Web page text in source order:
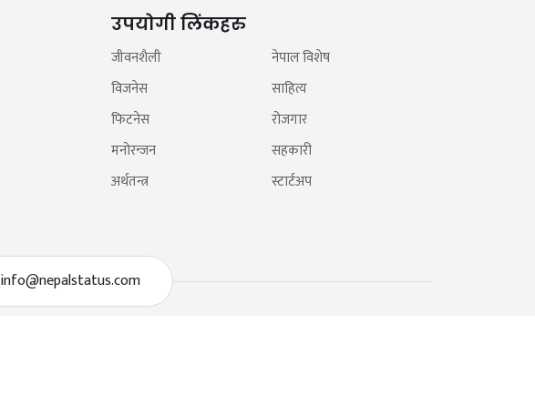
उपयोगी लिंकहरु
जीवनशैली
नेपाल विशेष
विजनेस
साहित्य
फिटनेस
रोजगार
मनोरन्जन
सहकारी
अर्थतन्त्र
स्टार्टअप
info@nepalstatus.com